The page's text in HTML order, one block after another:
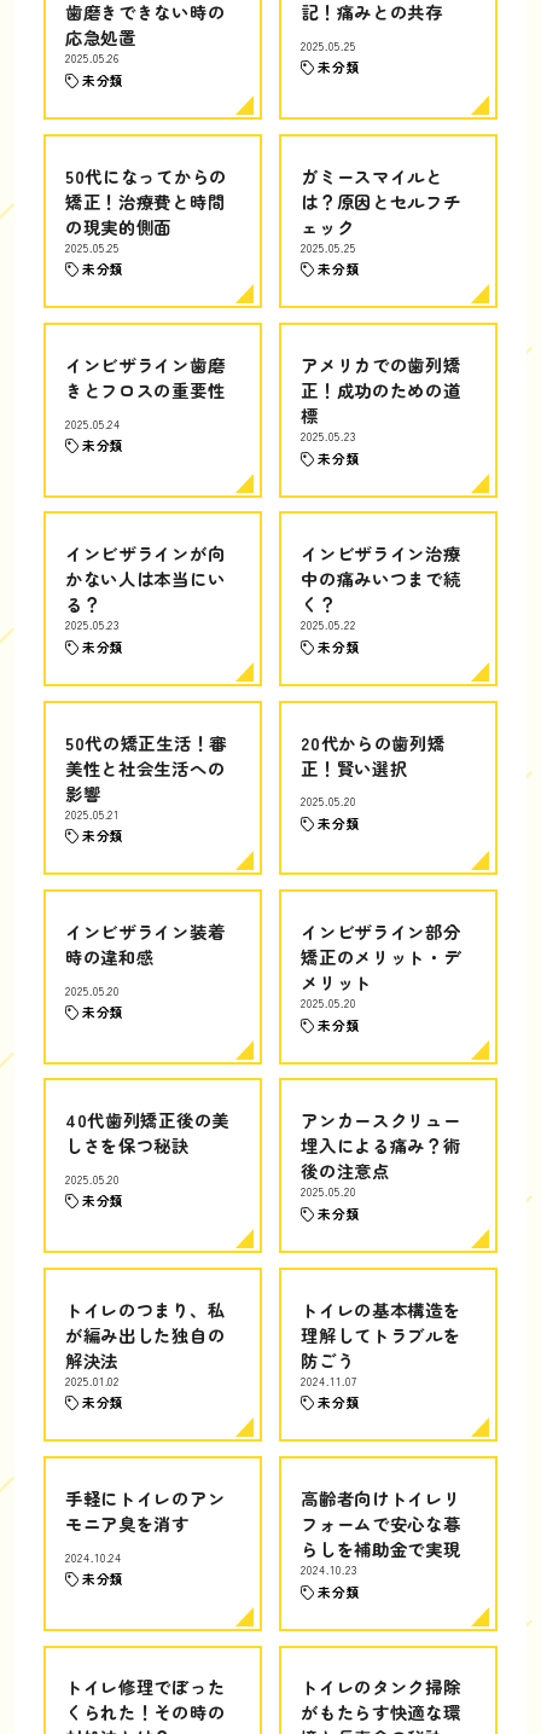
歯磨きできない時の
応急処置
2025.05.26
未分類
記！痛みとの共存
2025.05.25
未分類
50代になってからの
矯正！治療費と時間
の現実的側面
2025.05.25
未分類
ガミースマイルと
は？原因とセルフチ
ェック
2025.05.25
未分類
インビザライン歯磨
きとフロスの重要性
2025.05.24
未分類
アメリカでの歯列矯
正！成功のための道
標
2025.05.23
未分類
インビザラインが向
かない人は本当にい
る？
2025.05.23
未分類
インビザライン治療
中の痛みいつまで続
く？
2025.05.22
未分類
50代の矯正生活！審
美性と社会生活への
影響
2025.05.21
未分類
20代からの歯列矯
正！賢い選択
2025.05.20
未分類
インビザライン装着
時の違和感
2025.05.20
未分類
インビザライン部分
矯正のメリット・デ
メリット
2025.05.20
未分類
40代歯列矯正後の美
しさを保つ秘訣
2025.05.20
未分類
アンカースクリュー
埋入による痛み？術
後の注意点
2025.05.20
未分類
トイレのつまり、私
が編み出した独自の
解決法
2025.01.02
未分類
トイレの基本構造を
理解してトラブルを
防ごう
2024.11.07
未分類
手軽にトイレのアン
モニア臭を消す
2024.10.24
未分類
高齢者向けトイレリ
フォームで安心な暮
らしを補助金で実現
2024.10.23
未分類
トイレ修理でぼった
くられた！その時の
トイレのタンク掃除
がもたらす快適な環